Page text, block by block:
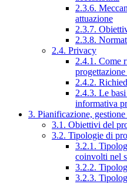
2.3.6.
attuazione
2.3.7.
2.3.8.
2.4. Privacy
2.4.1. Come
2.4.2.
2.4.3. Le
informativa
3. Pianificazione, gestione
3.1. Obiettivi del
3.2. Tipologie di
3.2.1.
coinvolti nel
3.2.2.
3.2.3.